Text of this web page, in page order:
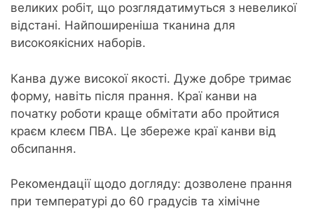
великих робіт, що розглядатимуться з невеликої
відстані. Найпоширеніша тканина для
високоякісних наборів.
Канва дуже високої якості. Дуже добре тримає
форму, навіть після прання. Краї канви на
початку роботи краще обмітати або пройтися
краєм клеєм ПВА. Це збереже краї канви від
обсипання.
Рекомендації щодо догляду: дозволене прання
при температурі до 60 градусів та хімічне